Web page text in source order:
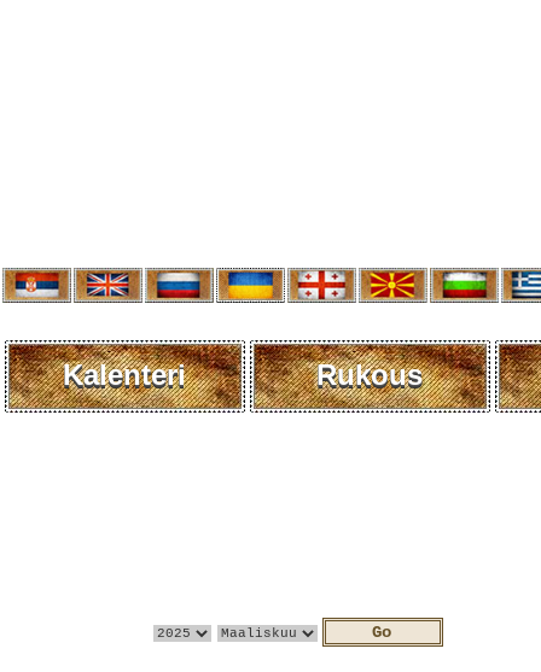
Kalenteri Rukous